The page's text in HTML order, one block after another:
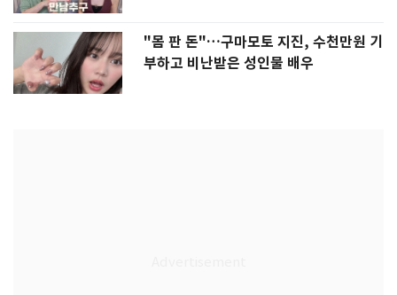
"몸 판 돈"…구마모토 지진, 수천만원 기
부하고 비난받은 성인물 배우